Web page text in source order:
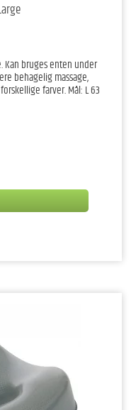
Kan bruges enten under
behagelig massage,
farver. Mål: L 63